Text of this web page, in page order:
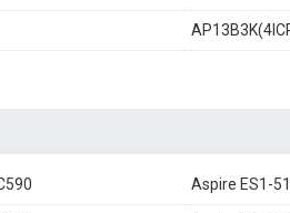
Aspire ES1-